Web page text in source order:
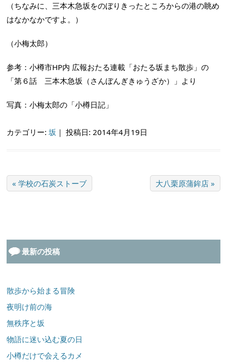
（ちなみに、三本木急坂をのぼりきったところからの港の眺め
はなかなかですよ。）
（小梅太郎）
参考：小樽市HP内 広報おたる連載「おたる坂まち散歩」の
「第６話 三本木急坂（さんぼんぎきゅうざか）」より
写真：小梅太郎の「小樽日記」
カテゴリー:坂 ｜投稿日: 2014年4月19日
« 学校の石炭ストーブ 大八栗原蒲鉾店 »
最新の投稿
散歩から始まる冒険
夜明け前の海
無秩序と坂
物語に迷い込む夏の日
小樽だけで会えるカメ